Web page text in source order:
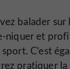
balader sur
niquer et
C’est
pratiquer la